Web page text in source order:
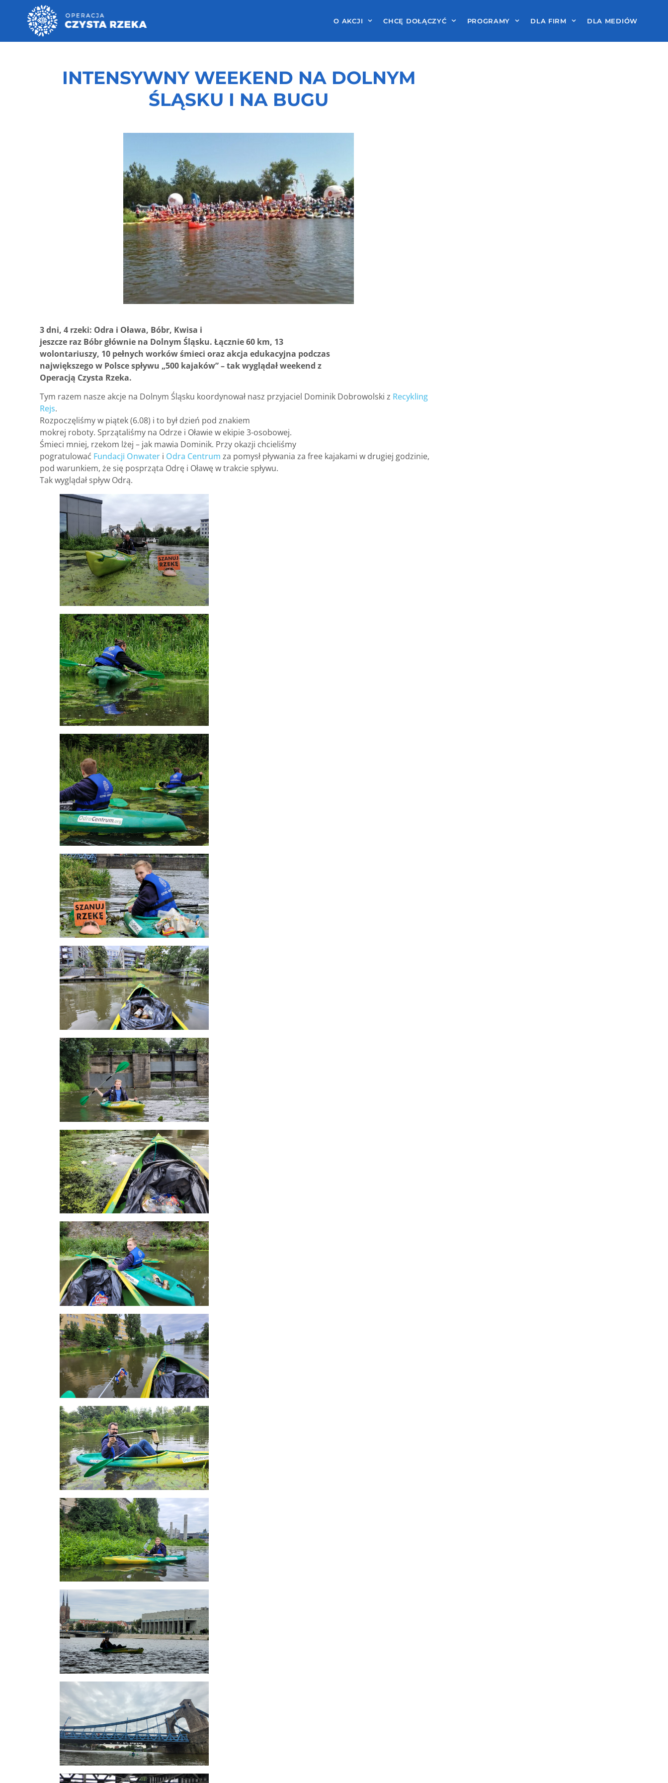
O AKCJI CHCĘ DOŁĄCZYĆ PROGRAMY DLA FIRM DLA MEDIÓW
INTENSYWNY WEEKEND NA DOLNYM
ŚLĄSKU I NA BUGU
3 dni, 4 rzeki: Odra i Oława, Bóbr, Kwisa i
jeszcze raz Bóbr głównie na Dolnym Śląsku. Łącznie 60 km, 13
wolontariuszy, 10 pełnych worków śmieci oraz akcja edukacyjna podczas
największego w Polsce spływu „500 kajaków” – tak wyglądał weekend z
Operacją Czysta Rzeka.
Tym razem nasze akcje na Dolnym Śląsku koordynował nasz przyjaciel Dominik Dobrowolski z Recykling
Rejs.
Rozpoczęliśmy w piątek (6.08) i to był dzień pod znakiem
mokrej roboty. Sprzątaliśmy na Odrze i Oławie w ekipie 3-osobowej.
Śmieci mniej, rzekom lżej – jak mawia Dominik. Przy okazji chcieliśmy
pogratulować Fundacji Onwater i Odra Centrum za pomysł pływania za free kajakami w drugiej godzinie,
pod warunkiem, że się posprząta Odrę i Oławę w trakcie spływu.
Tak wyglądał spływ Odrą.